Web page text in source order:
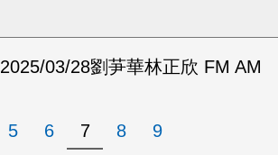
2025/03/28劉芛華林正欣 FM AM
5 6 7 8 9